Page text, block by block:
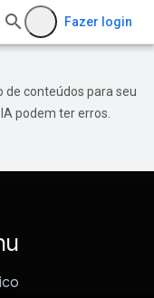
Fazer login
de conteúdos para seu
podem ter erros.